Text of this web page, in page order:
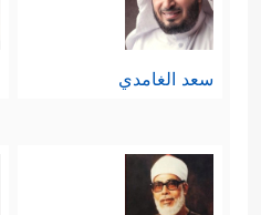
سعد الغامدي